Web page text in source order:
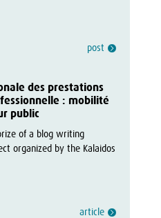
post
des prestations
: mobilité
public
of a blog writing
organized by the Kalaidos
article